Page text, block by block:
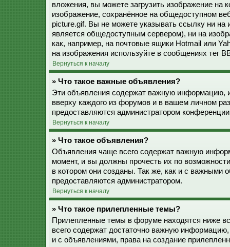
вложения, вы можете загрузить изображение
изображение, сохранённое на общедоступном
picture.gif. Вы не можете указывать ссылку ни
является общедоступным сервером), ни на
как, например, на почтовые ящики Hotmail или
на изображения используйте в сообщениях тег
Вернуться к началу
» Что такое важные объявления?
Эти объявления содержат важную информацию,
вверху каждого из форумов и в вашем личном
предоставляются администратором
Вернуться к началу
» Что такое объявления?
Объявления чаще всего содержат важную
момент, и вы должны прочесть их по
в котором они созданы. Так же, как и с важными
предоставляются администратором.
Вернуться к началу
» Что такое прилепленные темы?
Прилепленные темы в форуме находятся ниже
всего содержат достаточно важную
и с объявлениями, права на создание